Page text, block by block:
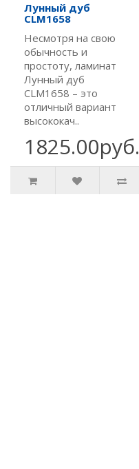
Лунный дуб
CLM1658
Несмотря на свою
обычность и
простоту, ламинат
Лунный дуб
CLM1658 – это
отличный вариант
высококач..
1825.00руб.